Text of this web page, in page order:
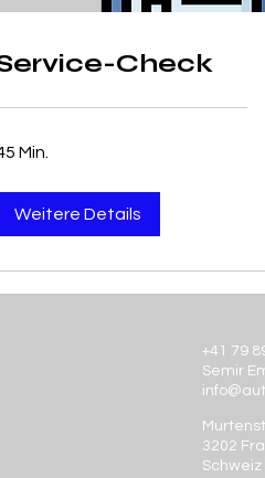
Check
Min.
Weitere Details
+41 79
Semir
3202
Schweiz